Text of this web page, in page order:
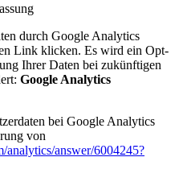
durch Google Analytics
Link klicken. Es wird ein Opt-
Ihrer Daten bei zukünftigen
Google Analytics
bei Google Analytics
von
analytics/answer/6004245?